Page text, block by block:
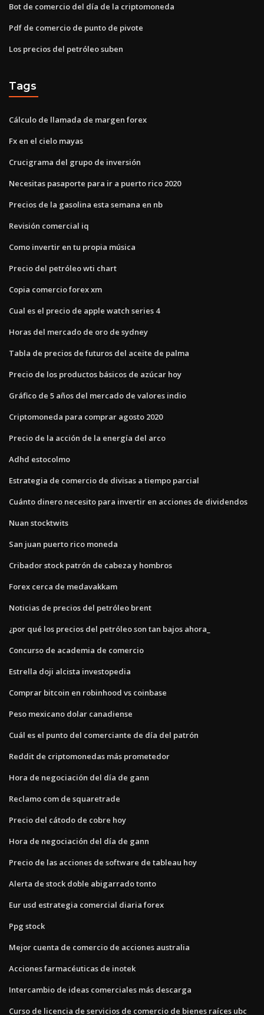
Bot de comercio del día de la criptomoneda
Pdf de comercio de punto de pivote
Los precios del petróleo suben
Tags
Cálculo de llamada de margen forex
Fx en el cielo mayas
Crucigrama del grupo de inversión
Necesitas pasaporte para ir a puerto rico 2020
Precios de la gasolina esta semana en nb
Revisión comercial iq
Como invertir en tu propia música
Precio del petróleo wti chart
Copia comercio forex xm
Cual es el precio de apple watch series 4
Horas del mercado de oro de sydney
Tabla de precios de futuros del aceite de palma
Precio de los productos básicos de azúcar hoy
Gráfico de 5 años del mercado de valores indio
Criptomoneda para comprar agosto 2020
Precio de la acción de la energía del arco
Adhd estocolmo
Estrategia de comercio de divisas a tiempo parcial
Cuánto dinero necesito para invertir en acciones de dividendos
Nuan stocktwits
San juan puerto rico moneda
Cribador stock patrón de cabeza y hombros
Forex cerca de medavakkam
Noticias de precios del petróleo brent
¿por qué los precios del petróleo son tan bajos ahora_
Concurso de academia de comercio
Estrella doji alcista investopedia
Comprar bitcoin en robinhood vs coinbase
Peso mexicano dolar canadiense
Cuál es el punto del comerciante de día del patrón
Reddit de criptomonedas más prometedor
Hora de negociación del día de gann
Reclamo com de squaretrade
Precio del cátodo de cobre hoy
Hora de negociación del día de gann
Precio de las acciones de software de tableau hoy
Alerta de stock doble abigarrado tonto
Eur usd estrategia comercial diaria forex
Ppg stock
Mejor cuenta de comercio de acciones australia
Acciones farmacéuticas de inotek
Intercambio de ideas comerciales más descarga
Curso de licencia de servicios de comercio de bienes raíces ubc